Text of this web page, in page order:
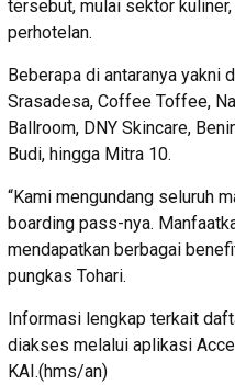
tersebut, mulai sektor
perhotelan.
Beberapa di antaranya
Srasadesa, Coffee Toffee,
Ballroom, DNY Skincare,
Budi, hingga Mitra 10.
“Kami mengundang seluruh
boarding pass-nya.
mendapatkan berbagai
pungkas Tohari.
Informasi lengkap terkait
diakses melalui aplikasi
KAI.(hms/an)